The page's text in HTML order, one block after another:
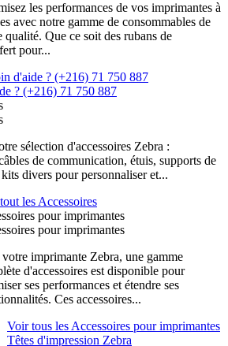
les performances de vos imprimantes à
avec notre gamme de consommables de
qualité. Que ce soit des rubans de
pour...
d'aide ? (+216) 71 750 887
? (+216) 71 750 887
sélection d'accessoires Zebra :
de communication, étuis, supports de
divers pour personnaliser et...
les Accessoires
pour imprimantes
pour imprimantes
imprimante Zebra, une gamme
d'accessoires est disponible pour
ses performances et étendre ses
Ces accessoires...
Voir tous les Accessoires pour imprimantes
Têtes d'impression Zebra